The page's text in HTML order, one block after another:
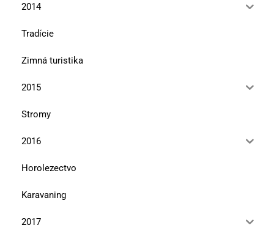
2014
Tradície
Zimná turistika
2015
Stromy
2016
Horolezectvo
Karavaning
2017